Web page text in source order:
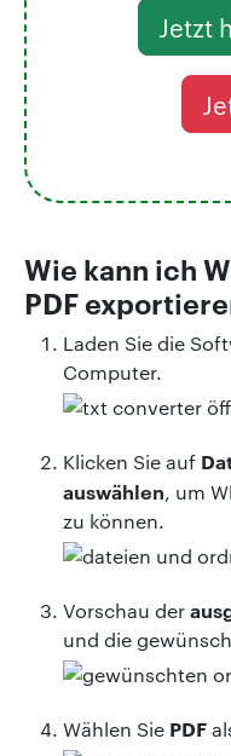
Jetzt
Wie kann ich
PDF
Laden Sie die
Computer.
Klicken Sie auf
auswählen, um
zu können.
Vorschau der
und die
Wählen Sie PDF